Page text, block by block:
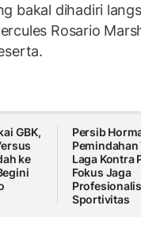
bakal dihadiri
Rosario
GBK,
ke
Persib
Pemindahan
Laga Kontra
Fokus Jaga
Sportivitas